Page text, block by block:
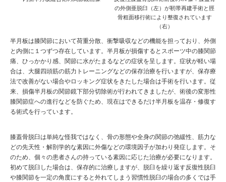
の外側亜脱臼（左）が靭帯再建手術と脛
骨粗面移行術により整復されています
（右）
半月板は膝関節において荷重分散、衝撃吸収などの機能を担っており、外側
と内側に１つずつ存在しています。半月板が損傷するとスポーツ中の膝関節
痛、ひっかかり感、関節に水がたまるなどの症状を呈します。症状が軽い場
合は、大腿四頭筋の筋力トレーニングなどの保存治療を行いますが、保存療
法で改善がない場合やロッキング症状をきたした場合は手術を行います。従
来、損傷半月板の関節鏡下部分切除術が行われてきましたが、術後の変形性
膝関節症への進行などを防ぐため、現在はできるだけ半月板を温存・修復す
る術式を行っています。
膝蓋骨脱臼は単純な怪我ではなく、骨の形態や全身の関節の弛緩性、筋力な
どの先天性・解剖学的な素因に外傷などの環境因子が加わり発症します。そ
のため、個々の患者さんの持っている素因に応じた治療が必要になります。
初めて脱臼した場合は、保存的に治療しますが、脱臼を繰り返す反復性脱臼
や膝関節を一定の角度にすると外れてしまう習慣性脱臼の場合の多くでは手